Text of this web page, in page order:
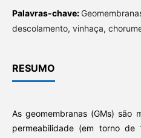
Palavras-chave:
descolamento, vinhaça,
RESUMO
As geomembranas (GMs) são
permeabilidade (em torno de